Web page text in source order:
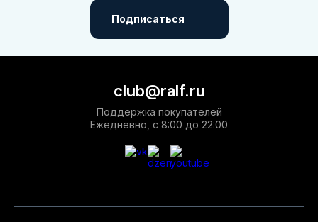
Подписаться
club@ralf.ru
Поддержка покупателей
Ежедневно, с 8:00 до 22:00